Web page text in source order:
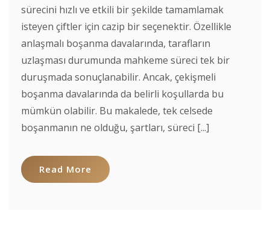
sürecini hızlı ve etkili bir şekilde tamamlamak
isteyen çiftler için cazip bir seçenektir. Özellikle
anlaşmalı boşanma davalarında, tarafların
uzlaşması durumunda mahkeme süreci tek bir
duruşmada sonuçlanabilir. Ancak, çekişmeli
boşanma davalarında da belirli koşullarda bu
mümkün olabilir. Bu makalede, tek celsede
boşanmanın ne olduğu, şartları, süreci [...]
Read More